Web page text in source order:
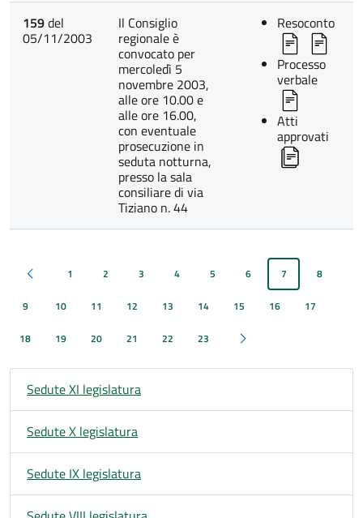
159del
05/11/2003
Il Consiglio
regionale è
convocato per
mercoledì 5
novembre 2003,
alle ore 10.00 e
alle ore 16.00,
con eventuale
prosecuzione in
seduta notturna,
presso la sala
consiliare di via
Tiziano n. 44
Resoconto
Processo
verbale
Atti
approvati
Pagina precedente
1 2 3 4 5 6 7 8
9 10 11 12 13 14 15 16 17
18 19 20 21 22 23 Pagina successiva
Sedute XI legislatura
Sedute X legislatura
Sedute IX legislatura